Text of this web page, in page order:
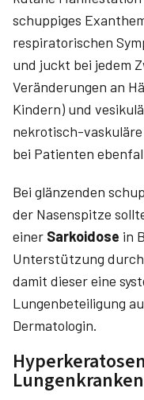
schuppiges
respiratorischen
und juckt bei jedem
Veränderungen an
Kindern) und
nekrotisch-
bei Patienten
Bei glänzenden
der Nasenspitze
einer Sarkoidose in
Unterstützung
damit dieser eine
Lungenbeteiligung
Dermatologin.
Lungenkranken